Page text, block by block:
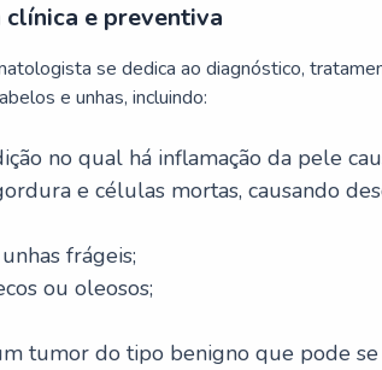
e preventiva
se dedica ao diagnóstico,
e unhas, incluindo:
no qual há inflamação da pele
e células mortas, causando
frágeis;
ou oleosos;
tumor do tipo benigno que pode